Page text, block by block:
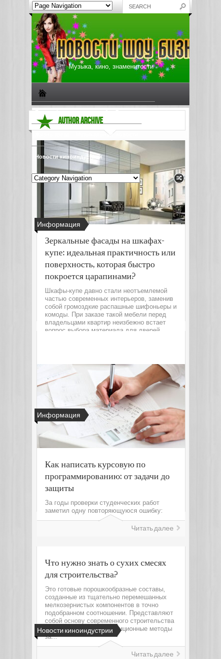
Музыка, кино, знаменитости
Биографии знаменитостей Все о музыке
Музыкальные новости
Новости киноиндустрии
AUTHOR ARCHIVE
Информация
Зеркальные фасады на шкафах-
купе: идеальная практичность или
поверхность, которая быстро
покроется царапинами?
Шкафы-купе давно стали неотъемлемой
частью современных интерьеров, заменив
собой громоздкие распашные шифоньеры и
комоды. При заказе такой мебели перед
владельцами квартир неизбежно встает
вопрос выбора материала для дверей.
Информация
Как написать курсовую по
программированию: от задачи до
защиты
За годы проверки студенческих работ
заметил одну повторяющуюся ошибку:
Читать далее
Новости киноиндустрии
Что нужно знать о сухих смесях
для строительства?
Это готовые порошкообразные составы,
созданные из тщательно перемешанных
мелкозернистых компонентов в точно
подобранном соотношении. Представляют
собой основу современного строительства
и отделки, заменяя традиционные методы
за...
Читать далее